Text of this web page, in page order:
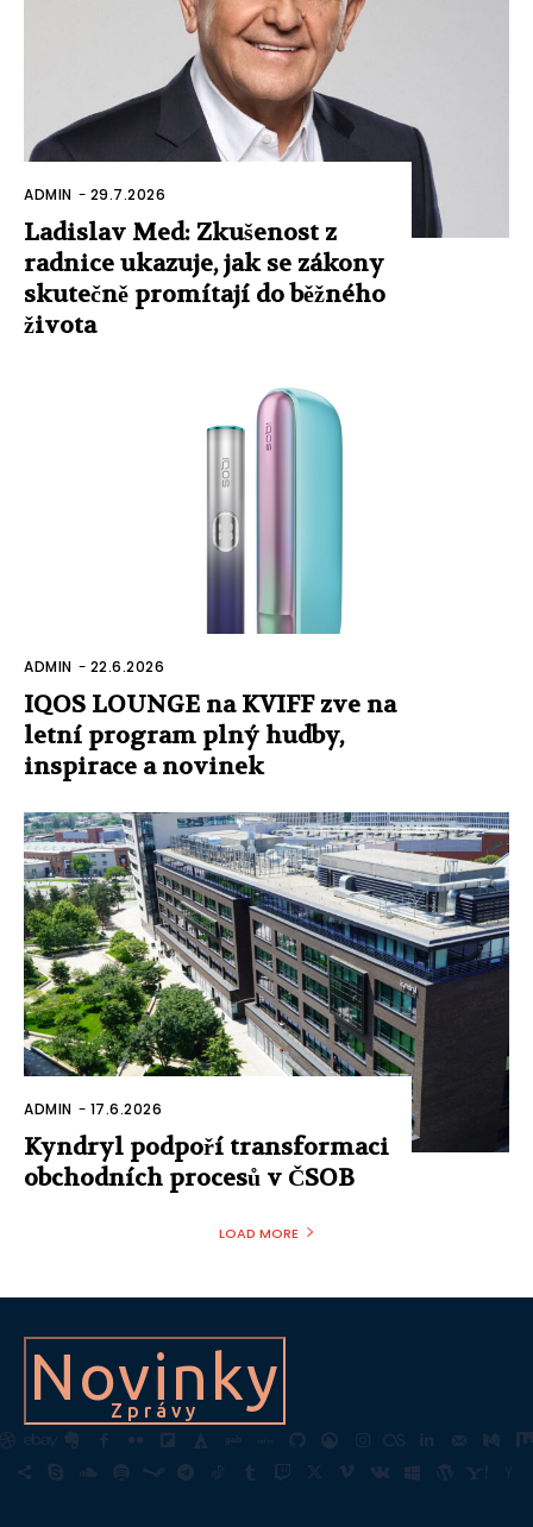
ADMIN - 29.7.2026
Ladislav Med: Zkušenost z
radnice ukazuje, jak se zákony
skutečně promítají do běžného
života
ADMIN - 22.6.2026
IQOS LOUNGE na KVIFF zve na
letní program plný hudby,
inspirace a novinek
ADMIN - 17.6.2026
Kyndryl podpoří transformaci
obchodních procesů v ČSOB
LOAD MORE
Novinky
Zprávy